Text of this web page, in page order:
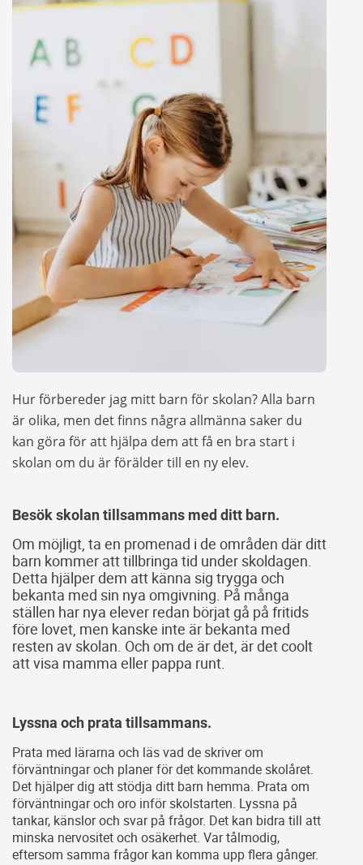
Hur förbereder jag mitt barn för skolan? Alla barn
är olika, men det finns några allmänna saker du
kan göra för att hjälpa dem att få en bra start i
skolan om du är förälder till en ny elev.
Besök skolan tillsammans med ditt barn.
Om möjligt, ta en promenad i de områden där ditt
barn kommer att tillbringa tid under skoldagen.
Detta hjälper dem att känna sig trygga och
bekanta med sin nya omgivning. På många
ställen har nya elever redan börjat gå på fritids
före lovet, men kanske inte är bekanta med
resten av skolan. Och om de är det, är det coolt
att visa mamma eller pappa runt.
Lyssna och prata tillsammans.
Prata med lärarna och läs vad de skriver om
förväntningar och planer för det kommande skolåret.
Det hjälper dig att stödja ditt barn hemma. Prata om
förväntningar och oro inför skolstarten. Lyssna på
tankar, känslor och svar på frågor. Det kan bidra till att
minska nervositet och osäkerhet. Var tålmodig,
eftersom samma frågor kan komma upp flera gånger.